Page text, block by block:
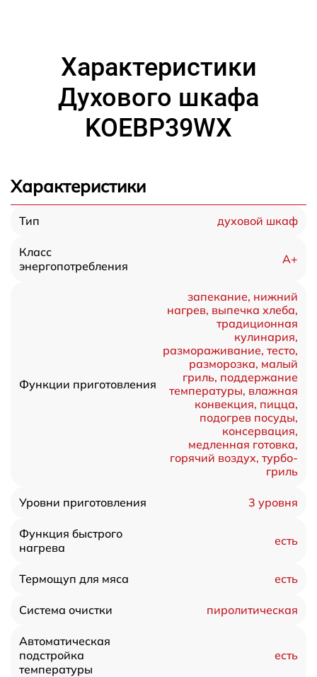
Характеристики
Духового шкафа
KOEBP39WX
Характеристики
Тип духовой шкаф
Класс
энергопотребления
A+
Функции приготовления
запекание, нижний
нагрев, выпечка хлеба,
традиционная
кулинария,
размораживание, тесто,
разморозка, малый
гриль, поддержание
температуры, влажная
конвекция, пицца,
подогрев посуды,
консервация,
медленная готовка,
горячий воздух, турбо-
гриль
Уровни приготовления 3 уровня
Функция быстрого
нагрева
есть
Термощуп для мяса есть
Система очистки пиролитическая
Автоматическая
подстройка
температуры
есть